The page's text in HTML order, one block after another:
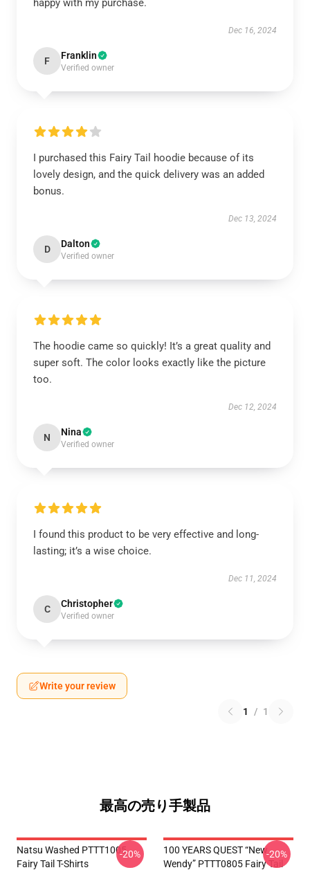
happy with my purchase.
Dec 16, 2024
F Franklin
Verified owner
I purchased this Fairy Tail hoodie because of its
lovely design, and the quick delivery was an added
bonus.
Dec 13, 2024
D Dalton
Verified owner
The hoodie came so quickly! It’s a great quality and
super soft. The color looks exactly like the picture
too.
Dec 12, 2024
N Nina
Verified owner
I found this product to be very effective and long-
lasting; it’s a wise choice.
Dec 11, 2024
C Christopher
Verified owner
Write your review
1 / 1
最高の売り手製品
Natsu Washed PTTT1005
Fairy Tail T-Shirts
-20%
100 YEARS QUEST “New
Wendy” PTTT0805 Fairy Tail
-20%